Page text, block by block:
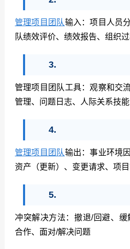
管理项目团队输入：项目人员
队绩效评价、绩效报告、组织
3.
管理项目团队工具：观察和交
管理、问题日志、人际关系技能
4.
管理项目团队输出：事业环境
资产（更新）、变更请求、项目
5.
冲突解决方法：撤退/回避、缓
合作、面对/解决问题